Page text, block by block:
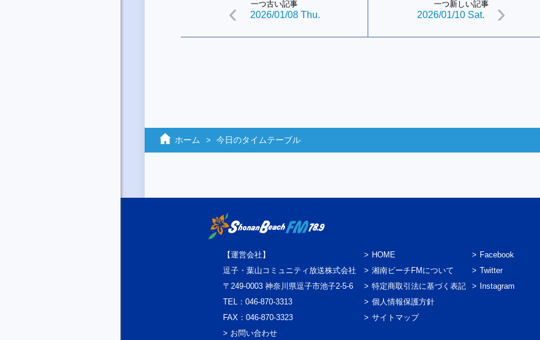
一つ古い記事
2026/01/08 Thu.
一つ新しい記事
2026/01/10 Sat.
ホーム 今日のタイムテーブル
【運営会社】
逗子・葉山コミュニティ放送株式会社
〒249-0003 神奈川県逗子市池子2-5-6
TEL：046-870-3313
FAX：046-870-3323
> お問い合わせ
HOME
湘南ビーチFMについて
特定商取引法に基づく表記
個人情報保護方針
サイトマップ
Facebook
Twitter
Instagram